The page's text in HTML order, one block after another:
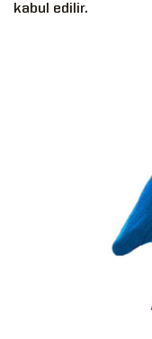
kabul edilir.